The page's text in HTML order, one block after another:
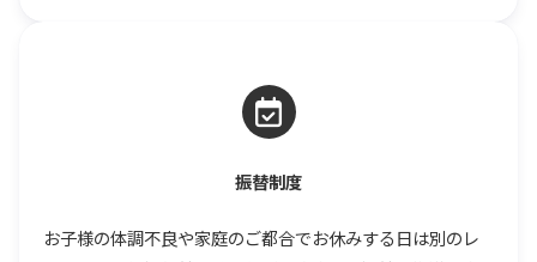
振替制度
お子様の体調不良や家庭のご都合でお休みする日は別のレ